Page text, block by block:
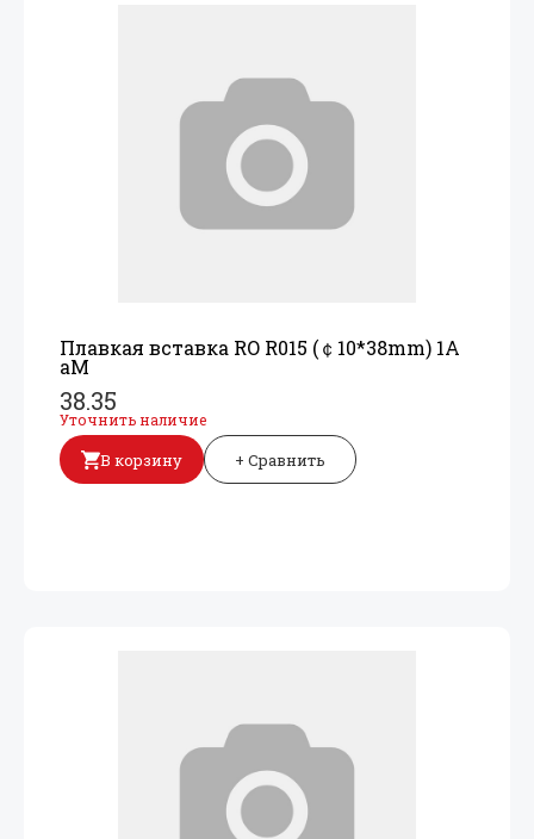
Плавкая вставка RO R015 (￠10*38mm) 1A
aM
38.35
Уточнить наличие
В корзину + Сравнить